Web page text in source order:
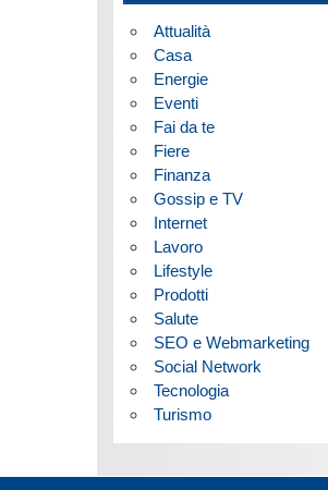
Attualità
Casa
Energie
Eventi
Fai da te
Fiere
Finanza
Gossip e TV
Internet
Lavoro
Lifestyle
Prodotti
Salute
SEO e Webmarketing
Social Network
Tecnologia
Turismo